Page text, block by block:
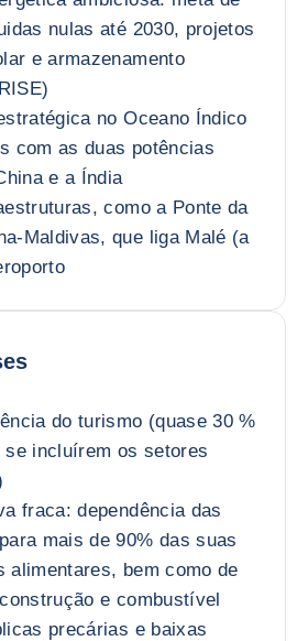
nulas até 2030, projetos
e armazenamento
no Oceano Índico
com as duas potências
e a Índia
como a Ponte da
Maldivas, que liga Malé (a
do turismo (quase 30 %
se incluírem os setores
fraca: dependência das
mais de 90% das suas
alimentares, bem como de
e combustível
precárias e baixas